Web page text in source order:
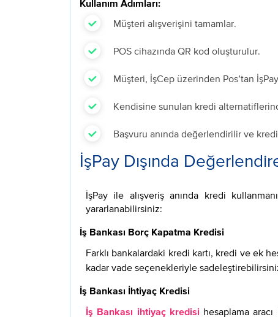
Kullanım Adımları:
Müşteri alışverişini tamamlar.
POS cihazında QR kod oluşturulur.
Müşteri, İşCep üzerinden Pos’tan
Kendisine sunulan kredi alternatif
Başvuru anında değerlendirilir ve
İşPay Dışında
İşPay ile alışveriş anında kredi
yararlanabilirsiniz:
İş Bankası Borç Kapatma Kredisi
Farklı bankalardaki kredi kartı, kredi ve ek
kadar vade seçenekleriyle
İş Bankası İhtiyaç Kredisi
İş Bankası ihtiyaç kredisihesaplama aracı